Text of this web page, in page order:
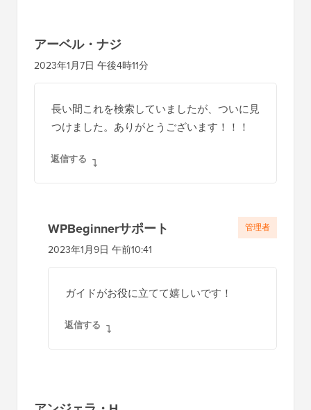
アーベル・ナジ
2023年1月7日 午後4時11分
長い間これを検索していましたが、ついに見
つけました。ありがとうございます！！！
返信する
WPBeginnerサポート
2023年1月9日 午前10:41
ガイドがお役に立てて嬉しいです！
返信する
管理者